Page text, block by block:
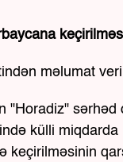
məlumat
"Horadiz"
külli